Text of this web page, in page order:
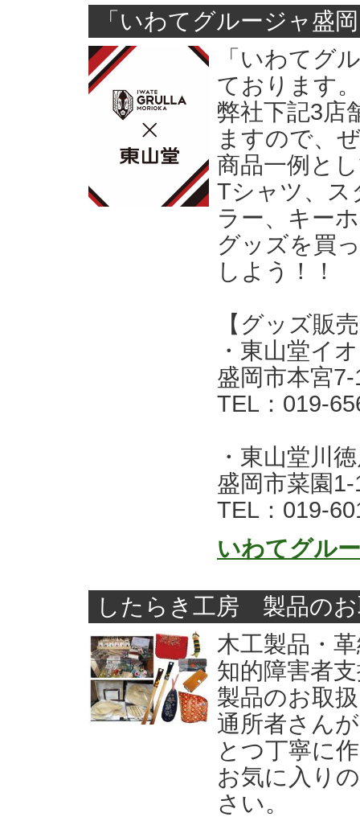
「いわてグルージャ盛
「いわてグ
ております。
弊社下記3店
ますので、
商品一例と
Tシャツ、ス
ラー、キー
グッズを買
しよう！！
【グッズ販
・東山堂イ
盛岡市本宮
TEL：019-
・東山堂川
盛岡市菜園
TEL：019-
いわてグル
したらき工房 製品の
木工製品・
知的障害者
製品のお取
通所者さん
とつ丁寧に
お気に入り
さい。